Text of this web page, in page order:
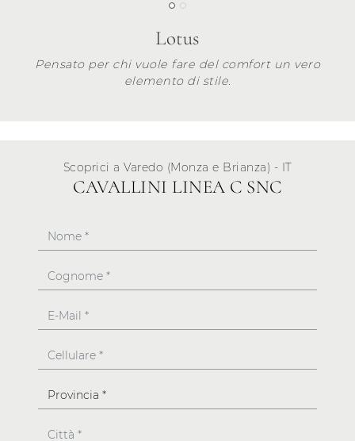
Lotus
Pensato per chi vuole fare del comfort un vero
elemento di stile.
Scoprici a Varedo (Monza e Brianza) - IT
CAVALLINI LINEA C SNC